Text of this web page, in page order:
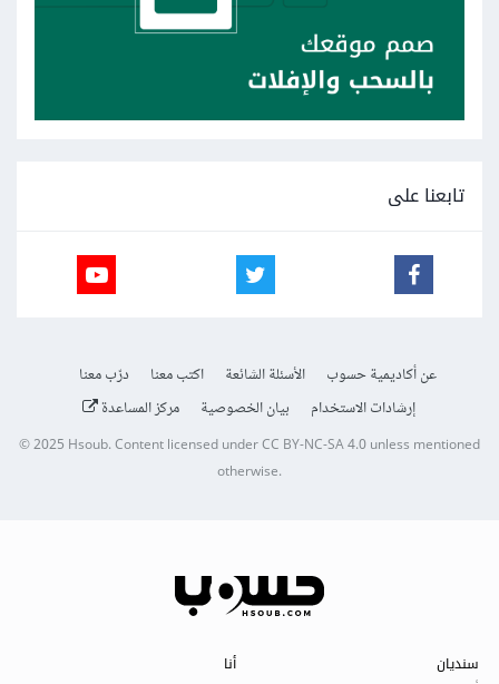
تابعنا على
عن أكاديمية حسوب الأسئلة الشائعة اكتب معنا
درّب معنا
إرشادات الاستخدام
بيان الخصوصية مركز المساعدة
© 2025Hsoub.Content licensed underCC BY-NC-SA 4.0unless mentioned
otherwise.